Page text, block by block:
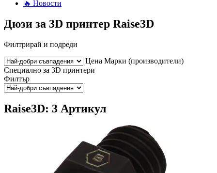
🔥 Новости
Дюзи за 3D принтер Raise3D
Филтрирай и подреди
Цена Марки (производители)
Специално за 3D принтери
Филтър
Raise3D: 3 Артикул